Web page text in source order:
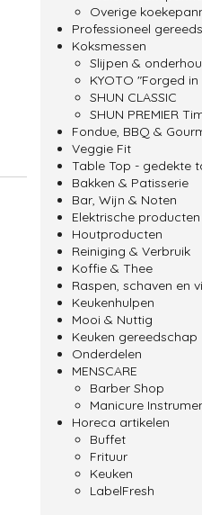
Overige
Professioneel
Koksmessen
Slijpen &
KYOTO "Forged in
SHUN CLASSIC
SHUN PREMIER
Fondue, BBQ &
Veggie Fit
Table Top - gedekte
Bakken & Patisserie
Bar, Wijn & Noten
Elektrische producten
Houtproducten
Reiniging & Verbruik
Koffie & Thee
Raspen, schaven en
Keukenhulpen
Mooi & Nuttig
Keuken gereedschap
Onderdelen
MENSCARE
Barber Shop
Manicure
Horeca artikelen
Buffet
Frituur
Keuken
LabelFresh